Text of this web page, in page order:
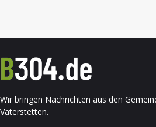
Wir bringen Nachrichten aus den
Vaterstetten.